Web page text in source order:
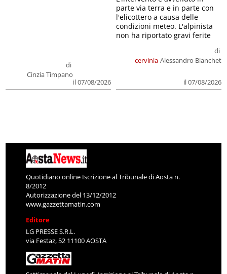
di
Cinzia Timpano
il 07/08/2026
cervinia
di
Alessandro Bianchet
il 07/08/2026
parte via terra e in parte con
l'elicottero a causa delle
condizioni meteo. L'alpinista
non ha riportato gravi ferite
Quotidiano online Iscrizione al Tribunale di Aosta n.
8/2012
Autorizzazione del 13/12/2012
www.gazzettamatin.com
Editore
LG PRESSE S.R.L.
via Festaz, 52 11100 AOSTA